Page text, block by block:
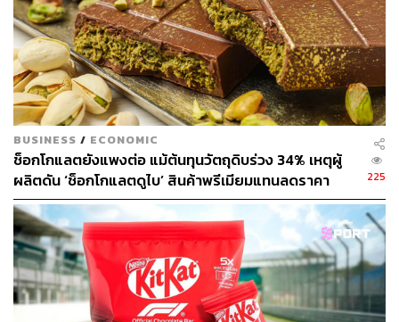
The vibe
อย่างที่บอกว่า 32Bar เคยเป็นร้านช็อกโกแลตที่เปิดขายกลาง
แจ้งมาก่อน จนกระทั่งไม่นานนี้ก็ได้ที่ทางเป็นของตัวเอง ซึ่ง
จะเปิดในตึกนี้ระยะยาว แต่พวกเขาทำร้านแบบไม่รบกวน
พื้นที่มาก ด้วยการสร้างห้องใสเล็กๆ ด้านใน เพื่อโชว์
บรรยากาศ และอะไหล่บางส่วนที่ตั้งใจทิ้งไว้ให้เป็นเหมือน
ของตกแต่ง
BUSINESS / ECONOMIC
ช็อกโกแลตยังแพงต่อ แม้ต้นทุนวัตถุดิบร่วง 34% เหตุผู้
ผลิตดัน ‘ช็อกโกแลตดูไบ’ สินค้าพรีเมียมแทนลดราคา
225